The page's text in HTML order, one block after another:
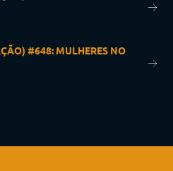
#648: MULHERES NO